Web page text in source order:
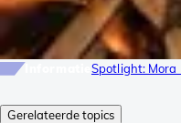
Gerelateerde topics
Spotlight: Mora